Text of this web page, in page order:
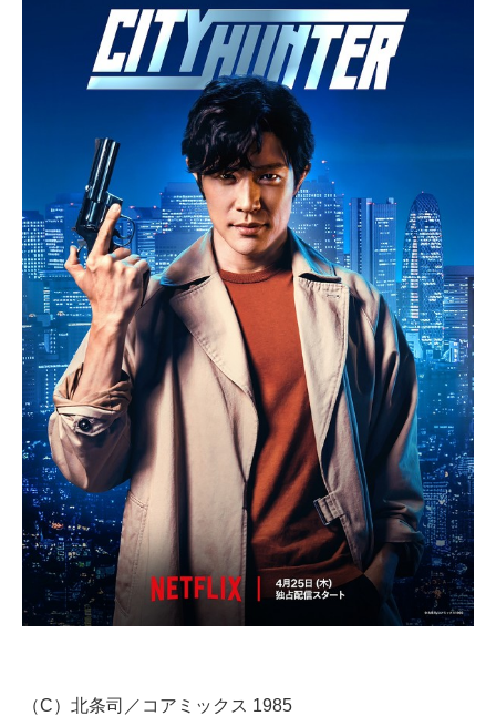
AI活用のいまが分かる
企業ITのトレンドを詳説
経営リーダーのコミュニティ
マーケ×ITの今がよく分かる
ITエンジニア向け専門サイト
企業向けIT製品の総合サイト
IT製品の技術・比較・事例
製造業のIT導入・活用を支援
モノづくり技術者専門サイト
エレクトロニクス専門サイト
電子設計の基本と応用
エネルギーの専門メディア
建設×テクノロジーの最前線
（C）北条司／コアミックス 1985